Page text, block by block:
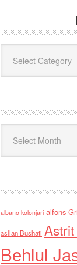
albano kolonjari alfons
asllan Bushati
Behlul